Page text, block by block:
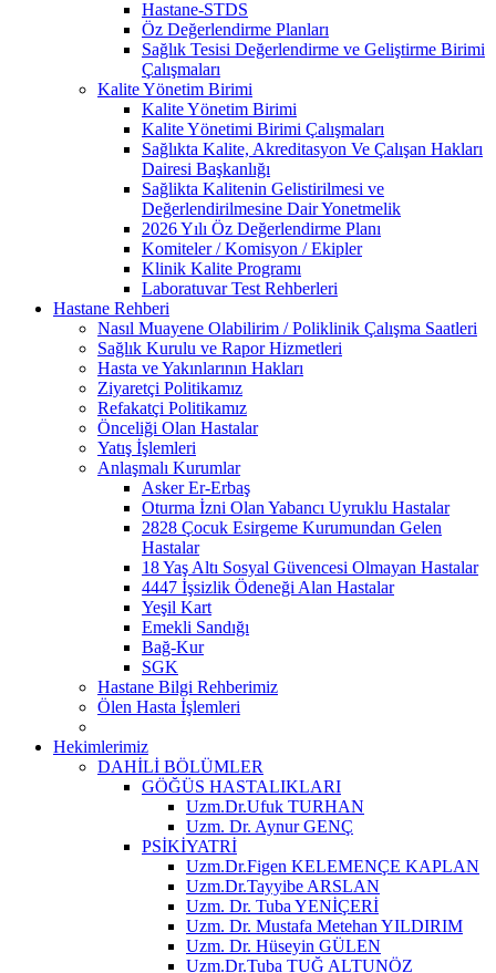
Hastane-STDS
Öz Değerlendirme Planları
Sağlık Tesisi Değerlendirme ve Geliştirme Birimi
Çalışmaları
Kalite Yönetim Birimi
Kalite Yönetim Birimi
Kalite Yönetimi Birimi Çalışmaları
Sağlıkta Kalite, Akreditasyon Ve Çalışan Hakları
Dairesi Başkanlığı
Sağlikta Kalitenin Gelistirilmesi ve
Değerlendirilmesine Dair Yonetmelik
2026 Yılı Öz Değerlendirme Planı
Komiteler / Komisyon / Ekipler
Klinik Kalite Programı
Laboratuvar Test Rehberleri
Hastane Rehberi
Nasıl Muayene Olabilirim / Poliklinik Çalışma Saatleri
Sağlık Kurulu ve Rapor Hizmetleri
Hasta ve Yakınlarının Hakları
Ziyaretçi Politikamız
Refakatçi Politikamız
Önceliği Olan Hastalar
Yatış İşlemleri
Anlaşmalı Kurumlar
Asker Er-Erbaş
Oturma İzni Olan Yabancı Uyruklu Hastalar
2828 Çocuk Esirgeme Kurumundan Gelen
Hastalar
18 Yaş Altı Sosyal Güvencesi Olmayan Hastalar
4447 İşsizlik Ödeneği Alan Hastalar
Yeşil Kart
Emekli Sandığı
Bağ-Kur
SGK
Hastane Bilgi Rehberimiz
Ölen Hasta İşlemleri
Hekimlerimiz
DAHİLİ BÖLÜMLER
GÖĞÜS HASTALIKLARI
Uzm.Dr.Ufuk TURHAN
Uzm. Dr. Aynur GENÇ
PSİKİYATRİ
Uzm.Dr.Figen KELEMENÇE KAPLAN
Uzm.Dr.Tayyibe ARSLAN
Uzm. Dr. Tuba YENİÇERİ
Uzm. Dr. Mustafa Metehan YILDIRIM
Uzm. Dr. Hüseyin GÜLEN
Uzm.Dr.Tuba TUĞ ALTUNÖZ